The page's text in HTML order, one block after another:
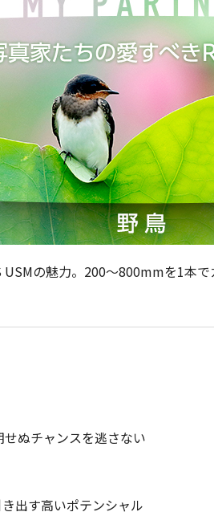
の魅力。200～800mmを1本
ぬチャンスを逃さない
出す高いポテンシャル